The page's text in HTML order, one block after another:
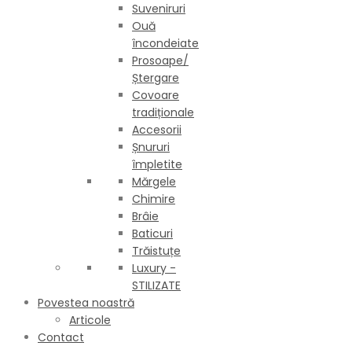
Suveniruri
Ouă
încondeiate
Prosoape/
Ștergare
Covoare
tradiționale
Accesorii
Șnururi
împletite
Mărgele
Chimire
Brâie
Baticuri
Trăistuțe
Luxury -
STILIZATE
Povestea noastră
Articole
Contact